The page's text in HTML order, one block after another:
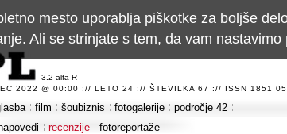
3.2 alfa R
2022 @ 00:00 :// LETO 24 :// ŠTEVILKA 67 :// ISSN 1851
film šoubiznis fotogalerije
področje 42
recenzije fotoreportaže
mesto uporablja piškotke za boljše
Ali se strinjate s tem, da vam nastavimo